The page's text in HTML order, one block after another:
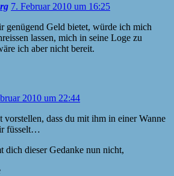
7. Februar 2010 um 16:25
genügend Geld bietet, würde ich mich
lassen, mich in seine Loge zu
ich aber nicht bereit.
2010 um 22:44
dass du mit ihm in einer Wanne
füsselt…
dieser Gedanke nun nicht,